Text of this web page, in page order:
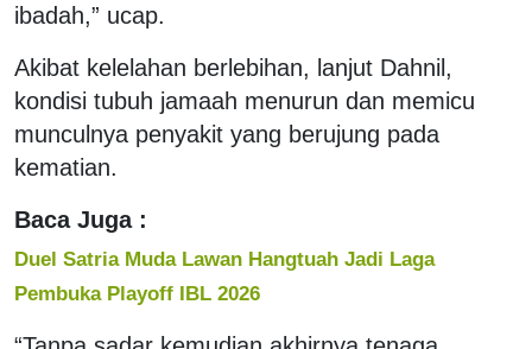
ibadah,” ucap.
Akibat kelelahan berlebihan, lanjut Dahnil,
kondisi tubuh jamaah menurun dan memicu
munculnya penyakit yang berujung pada
kematian.
Baca Juga :
Duel Satria Muda Lawan Hangtuah Jadi Laga
Pembuka Playoff IBL 2026